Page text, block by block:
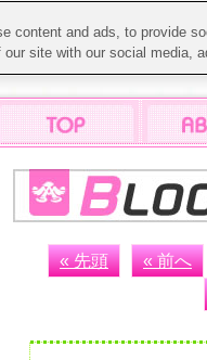
« 先頭 « 前へ
content and ads, to provide
site with our social media,